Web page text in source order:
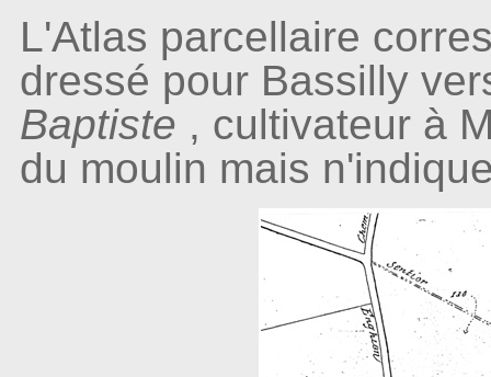
L'Atlas parcellaire
dressé pour Bassilly
Baptiste , cultivateur à
du moulin mais